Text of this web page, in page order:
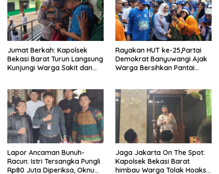
Jumat Berkah: Kapolsek
Bekasi Barat Turun Langsung
Kunjungi Warga Sakit dan
Rayakan HUT ke-25,Partai
Demokrat Banyuwangi Ajak
Warga Bersihkan Pantai
Lapor Ancaman Bunuh-
Racun: Istri Tersangka Pungli
Rp80 Juta Diperiksa, Oknum
Jaga Jakarta On The Spot:
Kapolsek Bekasi Barat
himbau Warga Tolak Hoaks